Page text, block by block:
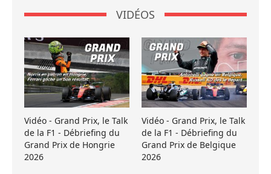
VIDÉOS
Vidéo - Grand Prix, le Talk
de la F1 - Débriefing du
Grand Prix de Hongrie
2026
Vidéo - Grand Prix, le Talk
de la F1 - Débriefing du
Grand Prix de Belgique
2026